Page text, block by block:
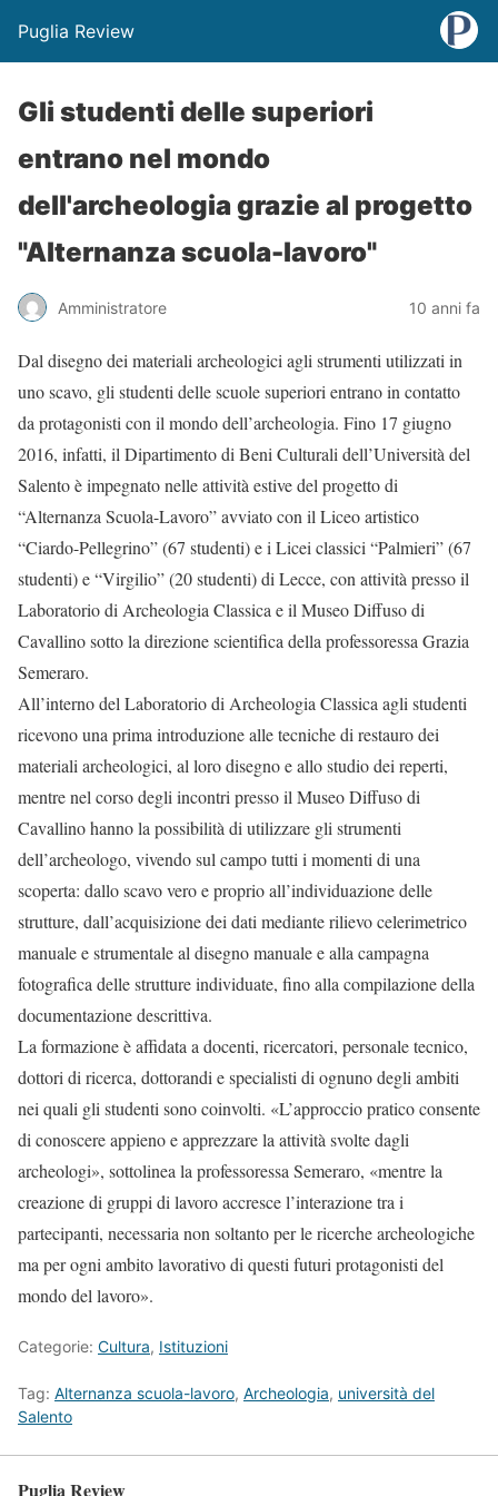
Puglia Review
Gli studenti delle superiori
entrano nel mondo
dell'archeologia grazie al progetto
"Alternanza scuola-lavoro"
Amministratore 10 anni fa
​Dal disegno dei materiali archeologici agli strumenti utilizzati in
uno scavo, gli studenti delle scuole superiori entrano in contatto
da protagonisti con il mondo dell’archeologia. Fino 17 giugno
2016, infatti, il Dipartimento di Beni Culturali dell’Università del
Salento è impegnato nelle attività estive del progetto di
“Alternanza Scuola-Lavoro” avviato con il Liceo artistico
“Ciardo-Pellegrino” (67 studenti) e i Licei classici “Palmieri” (67
studenti) e “Virgilio” (20 studenti) di Lecce, con attività presso il
Laboratorio di Archeologia Classica e il Museo Diffuso di
Cavallino sotto la direzione scientifica della professoressa Grazia
Semeraro.
All’interno del Laboratorio di Archeologia Classica agli studenti
ricevono una prima introduzione alle tecniche di restauro dei
materiali archeologici, al loro disegno e allo studio dei reperti,
mentre nel corso degli incontri presso il Museo Diffuso di
Cavallino hanno la possibilità di utilizzare gli strumenti
dell’archeologo, vivendo sul campo tutti i momenti di una
scoperta: dallo scavo vero e proprio all’individuazione delle
strutture, dall’acquisizione dei dati mediante rilievo celerimetrico
manuale e strumentale al disegno manuale e alla campagna
fotografica delle strutture individuate, fino alla compilazione della
documentazione descrittiva.
La formazione è affidata a docenti, ricercatori, personale tecnico,
dottori di ricerca, dottorandi e specialisti di ognuno degli ambiti
nei quali gli studenti sono coinvolti. «L’approccio pratico consente
di conoscere appieno e apprezzare la attività svolte dagli
archeologi», sottolinea la professoressa Semeraro, «mentre la
creazione di gruppi di lavoro accresce l’interazione tra i
partecipanti, necessaria non soltanto per le ricerche archeologiche
ma per ogni ambito lavorativo di questi futuri protagonisti del
mondo del lavoro».
Categorie: Cultura, Istituzioni
Tag: Alternanza scuola-lavoro, Archeologia, università del
Salento
Puglia Review